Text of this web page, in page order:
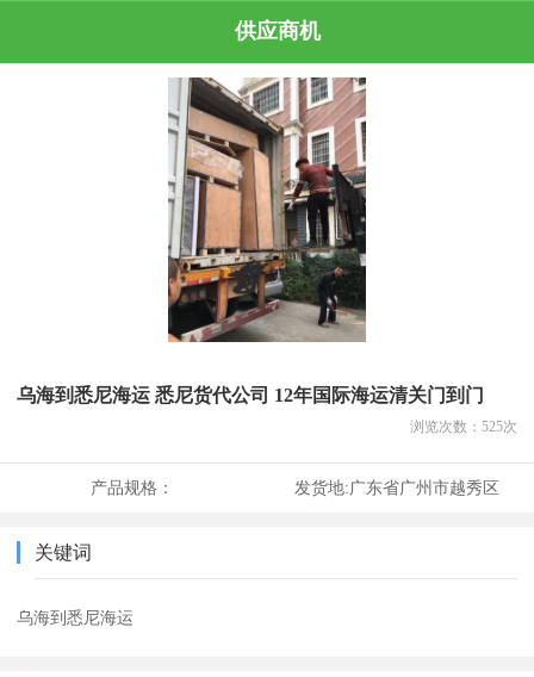
供应商机
乌海到悉尼海运 悉尼货代公司 12年国际海运清关门到门
浏览次数： 525次
产品规格： 发货地:广东省广州市越秀区
关键词
乌海到悉尼海运